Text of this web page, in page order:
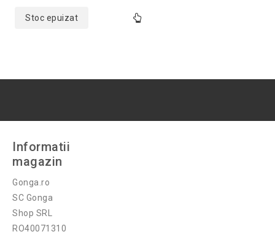
Stoc epuizat
Informatii
magazin
Gonga.ro
SC Gonga
Shop SRL
RO40071310